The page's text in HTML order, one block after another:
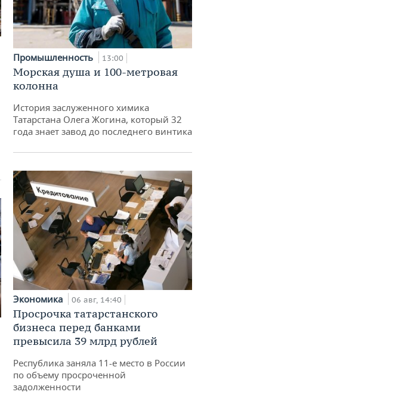
Промышленность 13:00
Морская душа и 100-метровая
колонна
История заслуженного химика
Татарстана Олега Жогина, который 32
года знает завод до последнего винтика
Экономика 06 авг, 14:40
Просрочка татарстанского
бизнеса перед банками
превысила 39 млрд рублей
Республика заняла 11-е место в России
по объему просроченной
задолженности